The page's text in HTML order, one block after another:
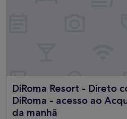
DiRoma Resort - Direto
DiRoma - acesso ao
da manhã
DiRoma Resort - Direto com o